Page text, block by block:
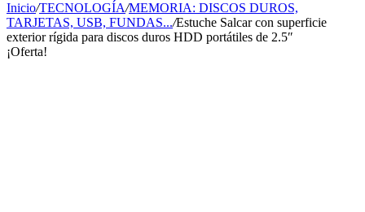
Inicio/TECNOLOGÍA/MEMORIA: DISCOS DUROS,
TARJETAS, USB, FUNDAS.../Estuche Salcar con superficie
exterior rígida para discos duros HDD portátiles de 2.5″
¡Oferta!